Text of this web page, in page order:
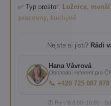
✅ Typ prostor: Ložnice,
pracovny, kuchyně
Nejste si jisti? Rádi
Hana Vávrová
Obchodní referent pro
📞 +420 725 087 878
🕐 Po–Pá 8:00–16:00 ·